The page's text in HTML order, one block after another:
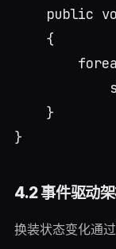
public
    {
    }
4.2 事件驱动
换装状态变化通